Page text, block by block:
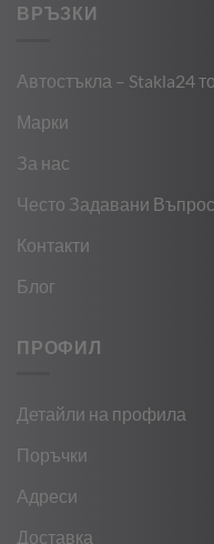
ВРЪЗКИ
Автостъкла – Stakla24
Марки
За нас
Често Задавани
Контакти
Блог
ПРОФИЛ
Детайли на профила
Поръчки
Адреси
Доставка